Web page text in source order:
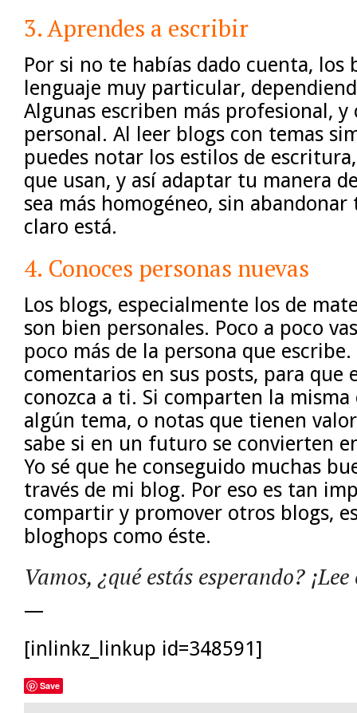
3. Aprendes a escribir
Por si no te habías dado cuenta, los
lenguaje muy particular,
Algunas escriben más profesional, y
personal. Al leer blogs con temas
puedes notar los estilos de
que usan, y así adaptar tu manera
sea más homogéneo, sin
claro está.
4. Conoces personas nuevas
Los blogs, especialmente los de
son bien personales. Poco a poco
poco más de la persona que
comentarios en sus posts, para que
conozca a ti. Si comparten la
algún tema, o notas que tienen
sabe si en un futuro se convierten
Yo sé que he conseguido muchas
través de mi blog. Por eso es tan
compartir y promover otros blogs,
bloghops como éste.
Vamos, ¿qué estás esperando?
—
[inlinkz_linkup id=348591]
Save